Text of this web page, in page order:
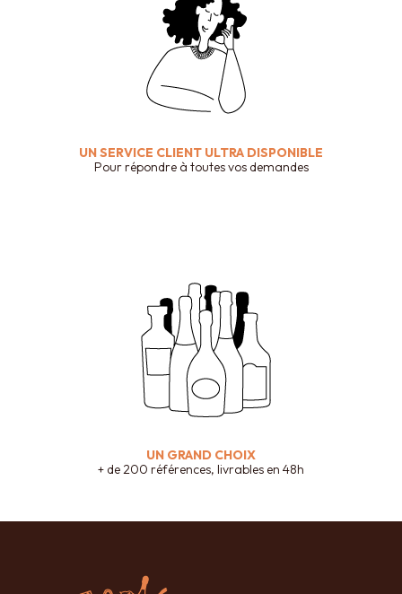
UN SERVICE CLIENT ULTRA DISPONIBLE
Pour répondre à toutes vos demandes
UN GRAND CHOIX
+ de 200 références, livrables en 48h